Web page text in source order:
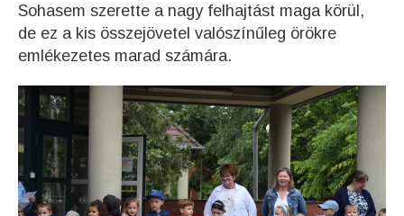
Sohasem szerette a nagy felhajtást maga körül,
de ez a kis összejövetel valószínűleg örökre
emlékezetes marad számára.